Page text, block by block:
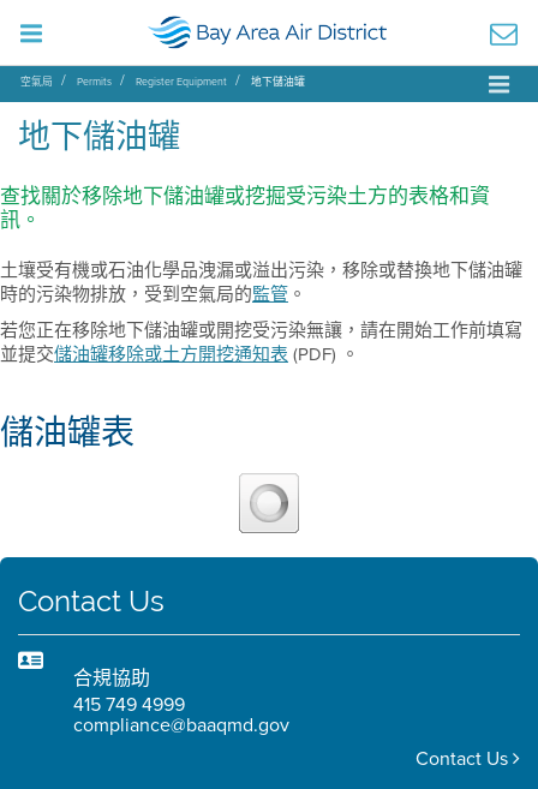
空氣局 Permits Register Equipment 地下儲油罐
地下儲油罐
查找關於移除地下儲油罐或挖掘受污染土方的表格和資
訊。
土壤受有機或石油化學品洩漏或溢出污染，移除或替換地下儲油罐
時的污染物排放，受到空氣局的監管 。
若您正在移除地下儲油罐或開挖受污染無讓，請在開始工作前填寫
並提交儲油罐移除或土方開挖通知表(PDF) 。
儲油罐表
Contact Us
合規協助
415 749 4999
compliance@baaqmd.gov
Contact Us